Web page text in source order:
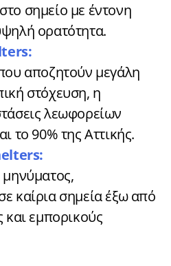
σημείο με έντονη
ορατότητα.
αποζητούν μεγάλη
στόχευση, η
λεωφορείων
το 90% της Αττικής.
καίρια σημεία έξω από
και εμπορικούς